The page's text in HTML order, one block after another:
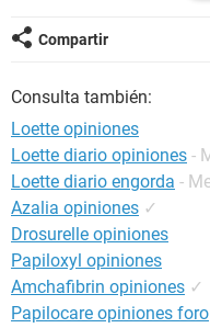
muy preocupada , estoy
piernas por si se
Compartir
Consulta también:
Loette opiniones
Loette diario opiniones -
Loette diario engorda -
Azalia opiniones ✓
Drosurelle opiniones
Papiloxyl opiniones
Amchafibrin opiniones ✓
Papilocare opiniones foro